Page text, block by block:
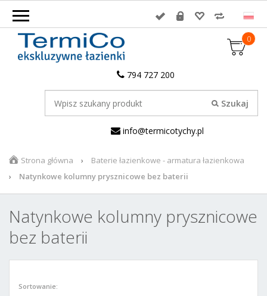
0
794 727 200
info@termicotychy.pl
Strona główna
Baterie łazienkowe - armatura łazienkowa
Natynkowe kolumny prysznicowe bez baterii
Natynkowe kolumny prysznicowe
bez baterii
Sortowanie: